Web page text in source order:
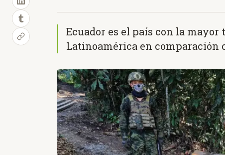
Ecuador es el país con la mayor
Latinoamérica en comparación